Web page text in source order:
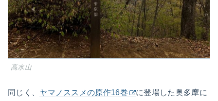
高水山
同じく、 ヤマノススメの原作16巻
に登場した奥多摩に